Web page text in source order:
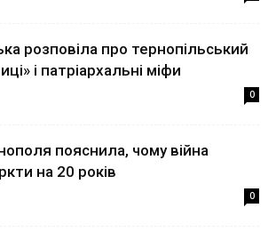
розповіла про тернопільський
і патріархальні міфи
0
пояснила, чому війна
на 20 років
0